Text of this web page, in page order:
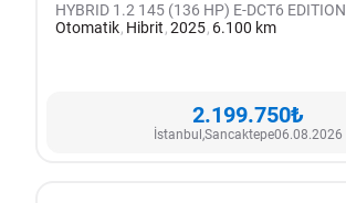
HYBRID 1.2 145 (136 HP) E-DCT6 EDITION
Otomatik Hibrit2025 6.100 km
2.199.750₺
İstanbul,Sancaktepe06.08.2026